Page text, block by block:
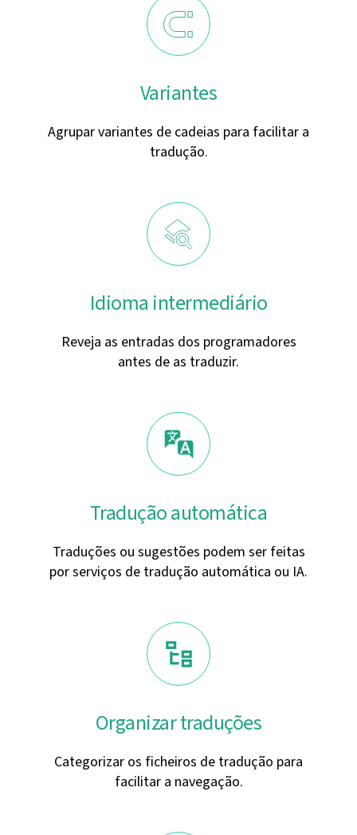
Variantes
Agrupar variantes de cadeias para facilitar a
tradução.
Idioma intermediário
Reveja as entradas dos programadores
antes de as traduzir.
Tradução automática
Traduções ou sugestões podem ser feitas
por serviços de tradução automática ou IA.
Organizar traduções
Categorizar os ficheiros de tradução para
facilitar a navegação.